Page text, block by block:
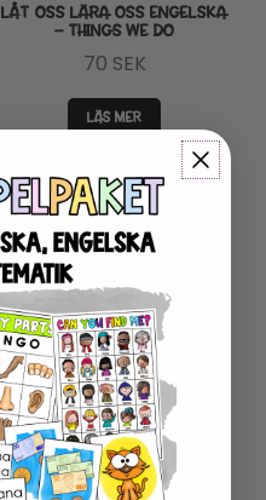
LÅT OSS LÄRA OSS ENGELSKA
– THINGS WE DO
70 SEK
LÄS MER
LÅT OSS LÄRA OSS ENGELSKA
– FRUIT AND VEGETABLES